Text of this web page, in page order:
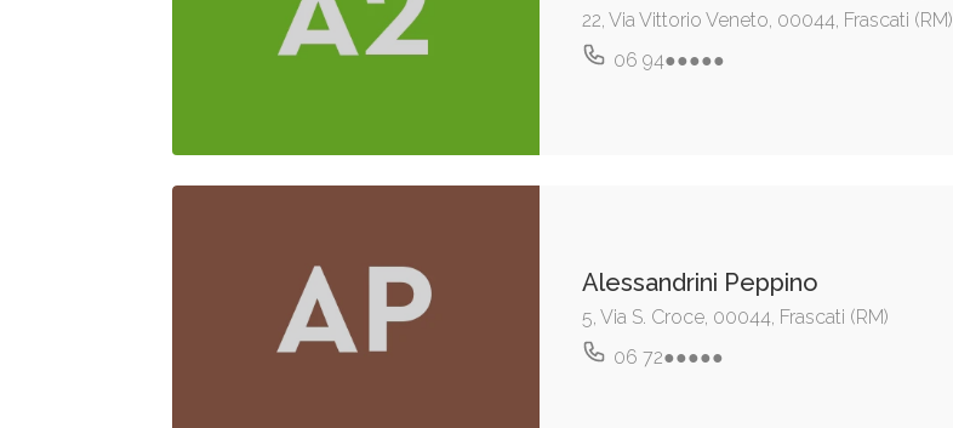
22, Via Vittorio Veneto, 00044, Frascati (RM)
06 94●●●●●
Alessandrini Peppino
5, Via S. Croce, 00044, Frascati (RM)
06 72●●●●●